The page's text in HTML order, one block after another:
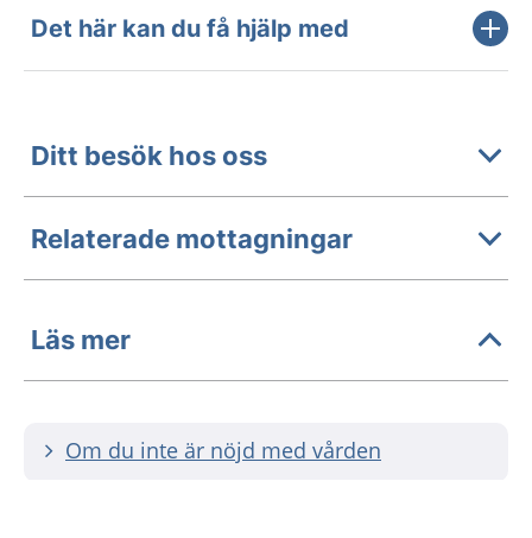
Det här kan du få hjälp med
Ditt besök hos oss
Relaterade mottagningar
Läs mer
Om du inte är nöjd med vården